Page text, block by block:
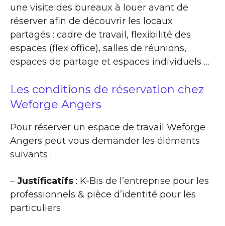
une visite des bureaux à louer avant de
réserver afin de découvrir les locaux
partagés : cadre de travail, flexibilité des
espaces (flex office), salles de réunions,
espaces de partage et espaces individuels …
Les conditions de réservation chez
Weforge Angers
Pour réserver un espace de travail Weforge
Angers peut vous demander les éléments
suivants :
– Justificatifs : K-Bis de l’entreprise pour les
professionnels & pièce d’identité pour les
particuliers